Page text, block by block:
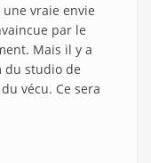
vraie envie
par le
Mais il y a
du studio de
vécu. Ce sera